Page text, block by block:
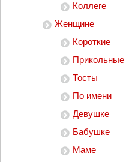
Коллеге
Женщине
Короткие
Прикольные
Тосты
По имени
Девушке
Бабушке
Маме